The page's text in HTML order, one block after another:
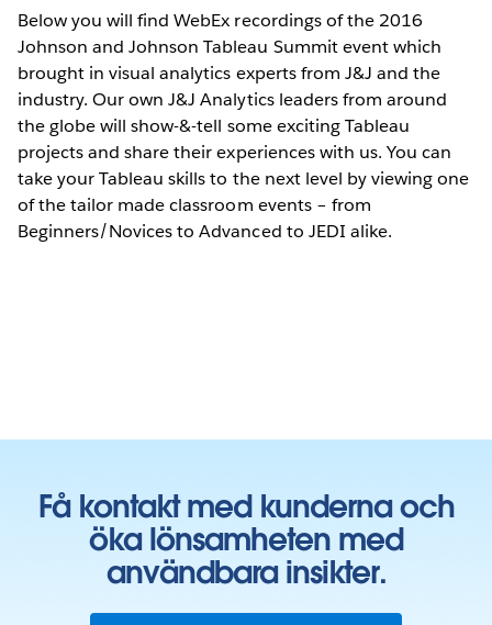
Below you will find WebEx recordings of the 2016
Johnson and Johnson Tableau Summit event which
brought in visual analytics experts from J&J and the
industry. Our own J&J Analytics leaders from around
the globe will show-&-tell some exciting Tableau
projects and share their experiences with us. You can
take your Tableau skills to the next level by viewing one
of the tailor made classroom events – from
Beginners/Novices to Advanced to JEDI alike.
Få kontakt med kunderna och
öka lönsamheten med
användbara insikter.